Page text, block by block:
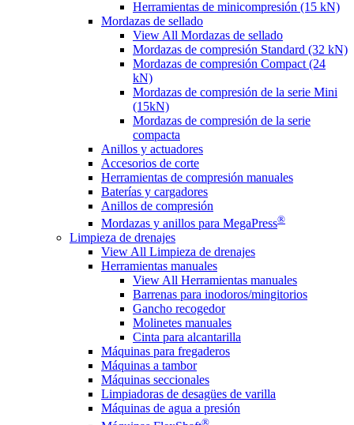
Herramientas de minicompresión (15 kN)
Mordazas de sellado
View All Mordazas de sellado
Mordazas de compresión Standard (32 kN)
Mordazas de compresión Compact (24
kN)
Mordazas de compresión de la serie Mini
(15kN)
Mordazas de compresión de la serie
compacta
Anillos y actuadores
Accesorios de corte
Herramientas de compresión manuales
Baterías y cargadores
Anillos de compresión
Mordazas y anillos para MegaPress®
Limpieza de drenajes
View All Limpieza de drenajes
Herramientas manuales
View All Herramientas manuales
Barrenas para inodoros/mingitorios
Gancho recogedor
Molinetes manuales
Cinta para alcantarilla
Máquinas para fregaderos
Máquinas a tambor
Máquinas seccionales
Limpiadoras de desagües de varilla
Máquinas de agua a presión
®